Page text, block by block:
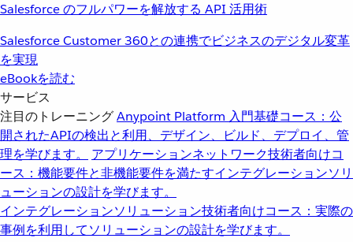
Salesforce のフルパワーを解放する API 活用術
Salesforce Customer 360との連携でビジネスのデジタル変革
を実現
eBookを読む
サービス
注目のトレーニングAnypoint Platform 入門基礎コース：公
開されたAPIの検出と利用、デザイン、ビルド、デプロイ、管
理を学びます。
アプリケーションネットワーク技術者向けコ
ース：機能要件と非機能要件を満たすインテグレーションソリ
ューションの設計を学びます。
インテグレーションソリューション技術者向けコース：実際の
事例を利用してソリューションの設計を学びます。